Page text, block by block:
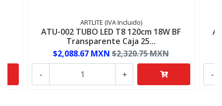
ARTLITE (IVA Incluido)
ATU-002 TUBO LED T8 120cm 18W BF
Transparente Caja 25...
$2,088.67 MXN $2,320.75 MXN
+
- -